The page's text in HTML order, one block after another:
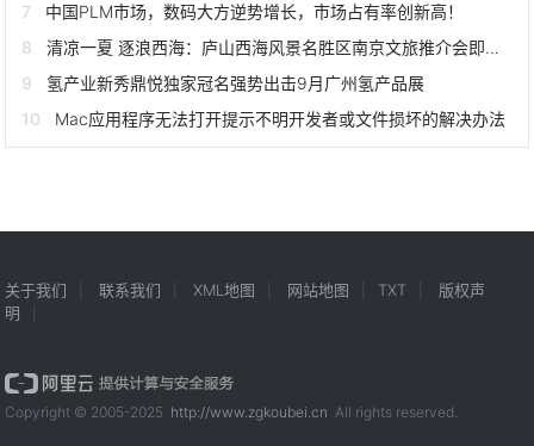
中国PLM市场，数码大方逆势增长，市场占有率创新高！
清凉一夏 逐浪西海：庐山西海风景名胜区南京文旅推介会即将启幕
氢产业新秀鼎悦独家冠名强势出击9月广州氢产品展
Mac应用程序无法打开提示不明开发者或文件损坏的解决办法
关于我们 联系我们 XML地图 网站地图 TXT
版权声
明
Copyright © 2005-2025 http://www.zgkoubei.cn All rights reserved.